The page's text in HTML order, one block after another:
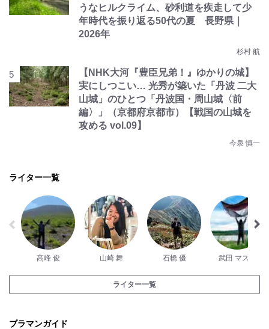
うなヒルクライム、砂利道を疾走して少
年時代を振り返る50代の夏 長野県｜
2026年
杉村 航
【NHK大河『豊臣兄弟！』ゆかりの城】
実にしつこい… 光秀が築いた「丹波 二大
山城」のひとつ「丹波国・周山城〈前
編〉」（京都府京都市）【戦国の山城を
攻める vol.09】
今泉 慎一
ライター一覧
高峰 俊 山崎 舞 石橋 優 武田 マスオ
ライター一覧
ブラマンガイド